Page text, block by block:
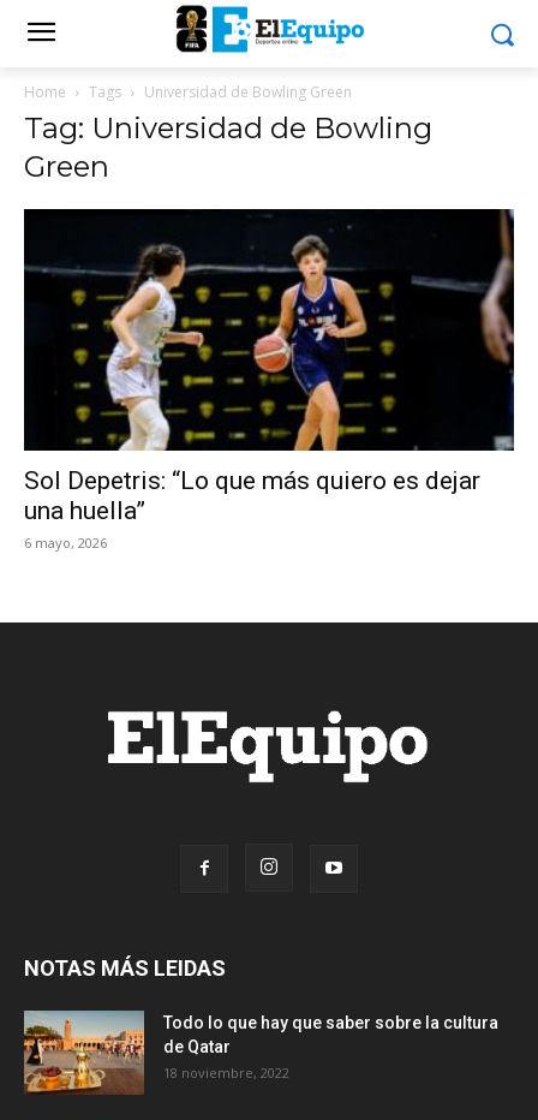
Home Tags Universidad de Bowling Green
Tag: Universidad de Bowling
Green
Sol Depetris: “Lo que más quiero es dejar
una huella”
6 mayo, 2026
NOTAS MÁS LEIDAS
Todo lo que hay que saber sobre la cultura
de Qatar
18 noviembre, 2022